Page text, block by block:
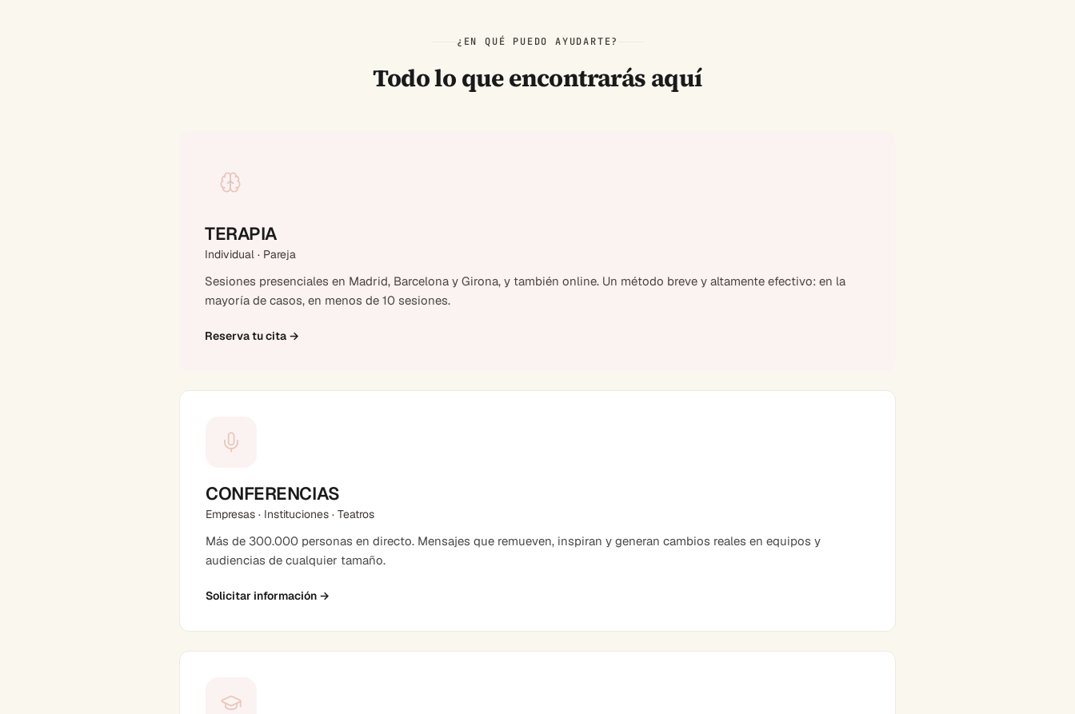
¿EN QUÉ PUEDO AYUDARTE?
Todo lo que encontrarás aquí
TERAPIA
Individual · Pareja
Sesiones presenciales en Madrid, Barcelona y Girona, y también online. Un método breve y altamente efectivo: en la
mayoría de casos, en menos de 10 sesiones.
Reserva tu cita →
CONFERENCIAS
Empresas · Instituciones · Teatros
Más de 300.000 personas en directo. Mensajes que remueven, inspiran y generan cambios reales en equipos y
audiencias de cualquier tamaño.
Solicitar información →